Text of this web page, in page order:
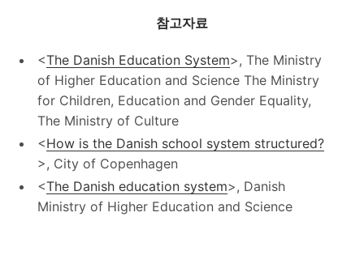
참고자료
<The Danish Education System>, The Ministry
of Higher Education and Science The Ministry
for Children, Education and Gender Equality,
The Ministry of Culture
<How is the Danish school system structured?
>, City of Copenhagen
<The Danish education system>, Danish
Ministry of Higher Education and Science